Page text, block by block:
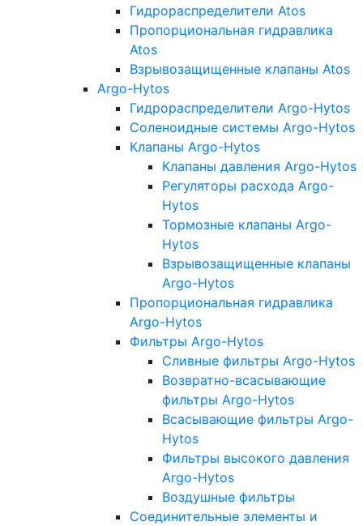
Гидрораспределители Atos
Пропорциональная гидравлика
Atos
Взрывозащищенные клапаны Atos
Argo-Hytos
Гидрораспределители Argo-Hytos
Соленоидные системы Argo-Hytos
Клапаны Argo-Hytos
Клапаны давления Argo-Hytos
Регуляторы расхода Argo-
Hytos
Тормозные клапаны Argo-
Hytos
Взрывозащищенные клапаны
Argo-Hytos
Пропорциональная гидравлика
Argo-Hytos
Фильтры Argo-Hytos
Сливные фильтры Argo-Hytos
Возвратно-всасывающие
фильтры Argo-Hytos
Всасывающие фильтры Argo-
Hytos
Фильтры высокого давления
Argo-Hytos
Воздушные фильтры
Соединительные элементы и